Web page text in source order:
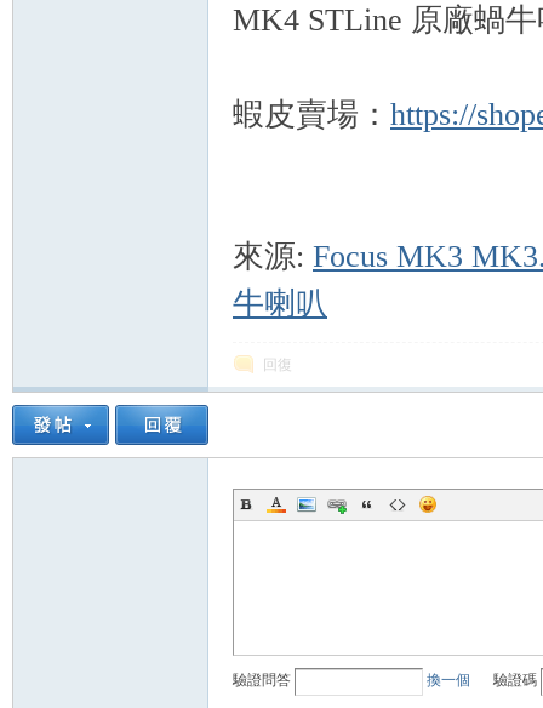
MK4 STLine 原廠蝸牛
蝦皮賣場： https://
來源: Focus MK3
牛喇叭
回復
驗證問答 換一個 驗證碼